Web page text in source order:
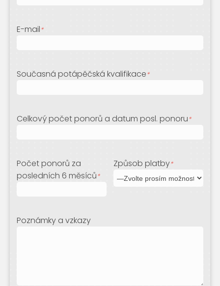
E-mail*
Současná potápěčská kvalifikace*
Celkový počet ponorů a datum posl. ponoru*
Počet ponorů za
posledních 6 měsíců*
Způsob platby*
Poznámky a vzkazy